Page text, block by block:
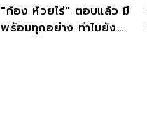
"ก้อง ห้วยไร่" ตอบแล้ว มี
พร้อมทุกอย่าง ทำไมยัง